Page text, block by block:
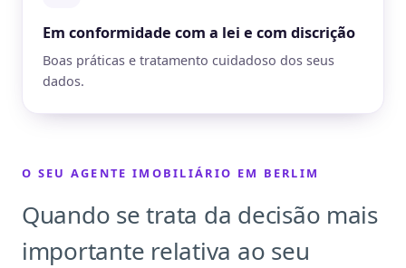
Em conformidade com a lei e com discrição
Boas práticas e tratamento cuidadoso dos seus
dados.
O SEU AGENTE IMOBILIÁRIO EM BERLIM
Quando se trata da decisão mais
importante relativa ao seu